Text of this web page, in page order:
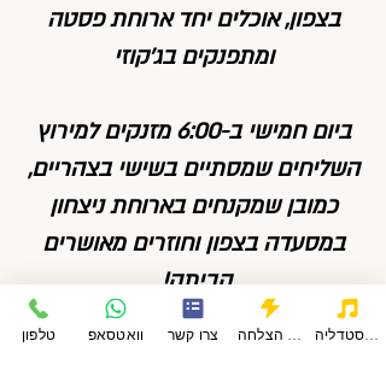
בצפון, אוכלים יחד ארוחת פסטה
ומתפנקים בג'קוזי
ביום חמישי ב-6:00 מזנקים למירוץ
השליחים שמסתיים בשישי בצהריים,
כמובן שמקנחים בארוחת ניצחון
במסעדה בצפון וחוזרים מאושרים
הביתה!
טלפון וואטסאפ צרו קשר